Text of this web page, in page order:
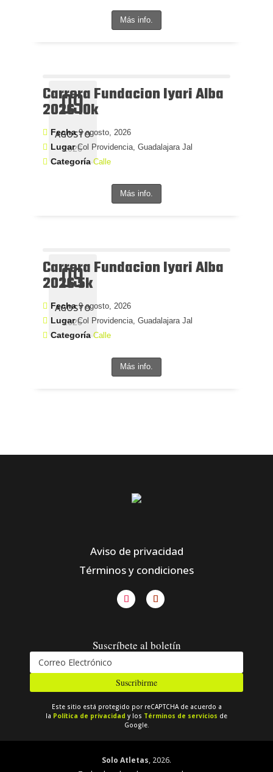
Más info.
09
AGOSTO
2026
Carrera Fundacion Iyari Alba
2026 10k
Fecha9 agosto, 2026
LugarCol Providencia, Guadalajara Jal
Categoría Calle
Más info.
09
AGOSTO
2026
Carrera Fundacion Iyari Alba
2026 5k
Fecha9 agosto, 2026
LugarCol Providencia, Guadalajara Jal
Categoría Calle
Más info.
Aviso de privacidad
Términos y condiciones
Suscríbete al boletín
Suscribirme
Este sitio está protegido por reCAPTCHA de acuerdo a
la Política de privacidad y los Términos de servicios de
Google.
Solo Atletas, 2026.